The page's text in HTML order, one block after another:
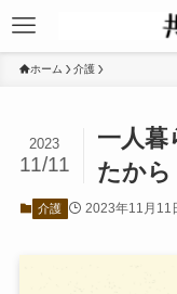
ホーム 介護
一人
たから
2023
11/11
介護 2023年11月11